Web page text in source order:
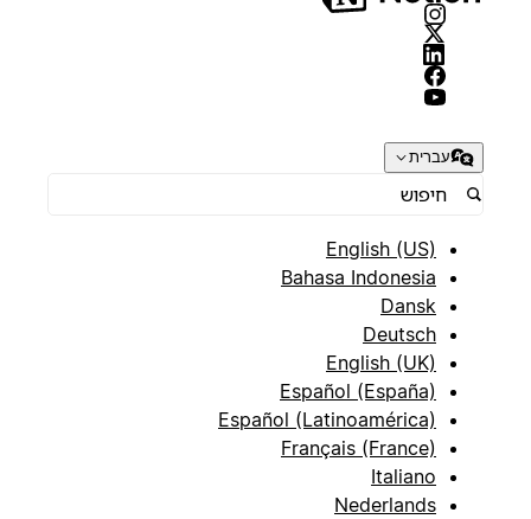
עברית
English (US)
Bahasa Indonesia
Dansk
Deutsch
English (UK)
Español (España)
Español (Latinoamérica)
Français (France)
Italiano
Nederlands